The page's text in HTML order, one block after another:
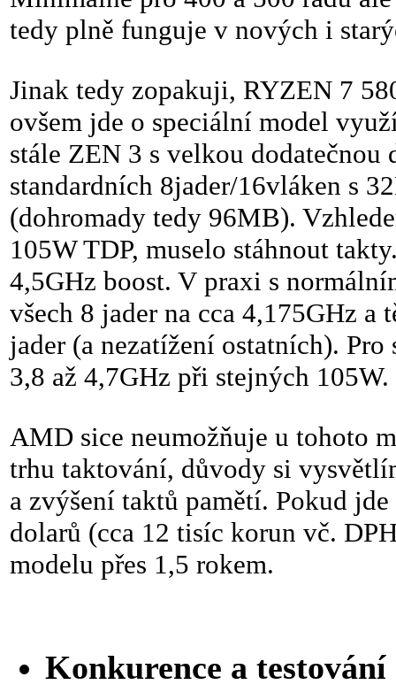
tedy plně funguje v nových i
Jinak tedy zopakuji, RYZEN 7
ovšem jde o speciální model
stále ZEN 3 s velkou
standardních 8jader/16vláken s
(dohromady tedy 96MB).
105W TDP, muselo stáhnout
4,5GHz boost. V praxi s
všech 8 jader na cca 4,175GHz
jader (a nezatížení ostatních).
3,8 až 4,7GHz při stejných 105W.
AMD sice neumožňuje u tohoto
trhu taktování, důvody si
a zvýšení taktů pamětí. Pokud
dolarů (cca 12 tisíc korun vč.
modelu přes 1,5 rokem.
Konkurence a testování